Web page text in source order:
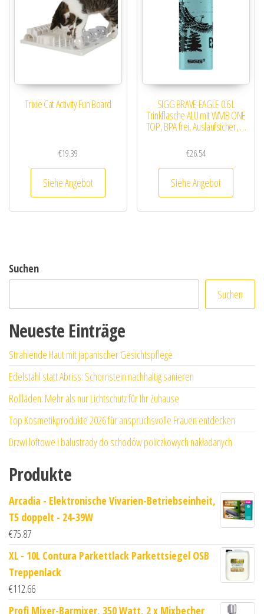
Trixie Cat Activity Fun Board
€19.39
Siehe Angebot
SIGG BRAVE EAGLE 0.6 L
Trinkflasche ALU mit WMB ONE
TOP, BPA frei, Auslaufsicher, …
€26.54
Siehe Angebot
Suchen
Suchen
Neueste Einträge
Strahlende Haut mit japanischer Gesichtspflege
Edelstahl statt Abriss: Schornstein nachhaltig sanieren
Rollläden: Mehr als nur Lichtschutz für Ihr Zuhause
Top Kosmetikprodukte 2026 für anspruchsvolle Frauen entdecken
Drzwi loftowe i balustrady do schodów policzkowych nakładanych
Produkte
Arcadia - Elektronische Vivarien-Betriebseinheit,
T5 doppelt - 24-39W
€75.87
XL - 10L Contura Parkettlack Parkettsiegel OSB
Treppenlack
€112.66
Profi Mixer-Barmixer, 350 Watt, 2 x Mixbecher